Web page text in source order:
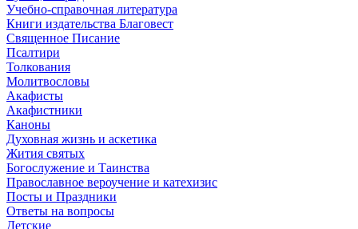
Учебно-справочная литература
Книги издательства Благовест
Священное Писание
Псалтири
Толкования
Молитвословы
Акафисты
Акафистники
Каноны
Духовная жизнь и аскетика
Жития святых
Богослужение и Таинства
Православное вероучение и катехизис
Посты и Праздники
Ответы на вопросы
Детские